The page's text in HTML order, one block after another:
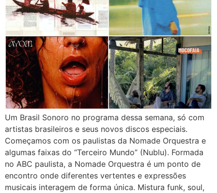
Um Brasil Sonoro no programa dessa semana, só com
artistas brasileiros e seus novos discos especiais.
Começamos com os paulistas da Nomade Orquestra e
algumas faixas do “Terceiro Mundo” (Nublu). Formada
no ABC paulista, a Nomade Orquestra é um ponto de
encontro onde diferentes vertentes e expressões
musicais interagem de forma única. Mistura funk, soul,